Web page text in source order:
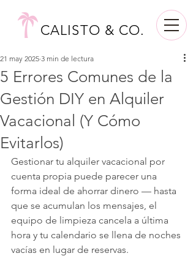
CALISTO & CO.
5 Errores Comunes de la
Gestión DIY en Alquiler
Vacacional (Y Cómo
Evitarlos)
21 may 2025 3 min de lectura
Gestionar tu alquiler vacacional por
cuenta propia puede parecer una
forma ideal de ahorrar dinero — hasta
que se acumulan los mensajes, el
equipo de limpieza cancela a última
hora y tu calendario se llena de noches
vacías en lugar de reservas.